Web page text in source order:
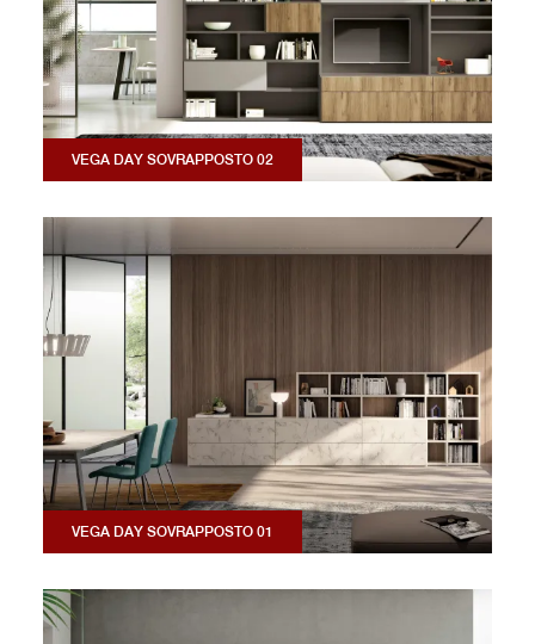
VEGA DAY SOVRAPPOSTO 02
VEGA DAY SOVRAPPOSTO 01